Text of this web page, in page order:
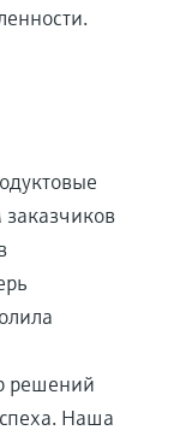
решений
Наша